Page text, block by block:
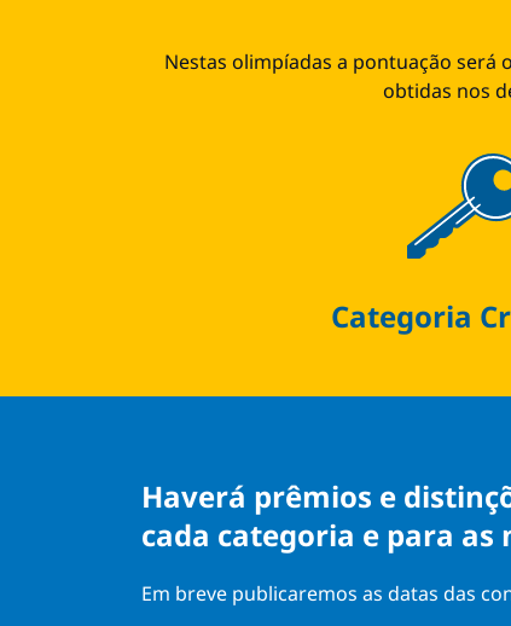
Nestas olimpíadas a pontuação será
obtidas nos
Categoria
Haverá prêmios e
cada categoria e para as
Em breve publicaremos as datas das